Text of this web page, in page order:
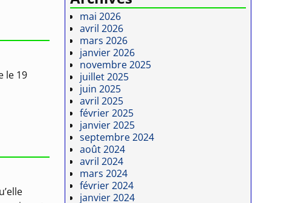
le 19
mai 2026
avril 2026
mars 2026
janvier 2026
novembre 2025
juillet 2025
juin 2025
avril 2025
février 2025
janvier 2025
septembre 2024
août 2024
avril 2024
mars 2024
février 2024
janvier 2024